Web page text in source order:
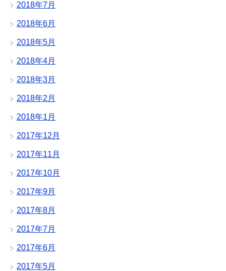
2018年7月
2018年6月
2018年5月
2018年4月
2018年3月
2018年2月
2018年1月
2017年12月
2017年11月
2017年10月
2017年9月
2017年8月
2017年7月
2017年6月
2017年5月